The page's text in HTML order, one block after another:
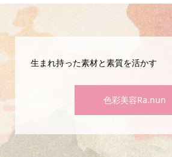
生まれ持った素材と素質を活かす
色彩美容Ra.nun